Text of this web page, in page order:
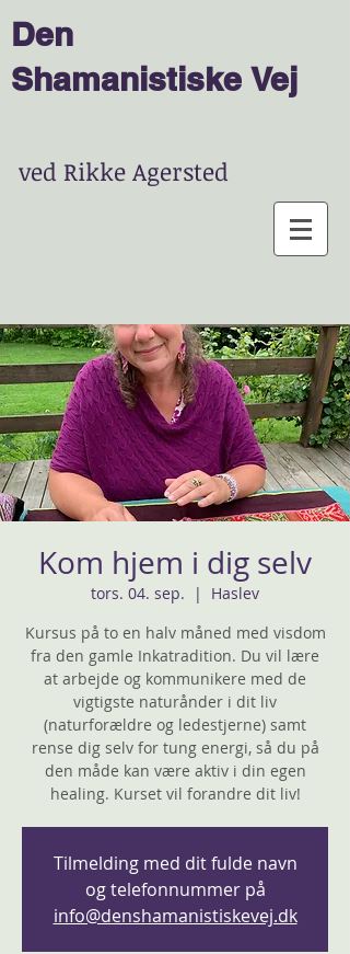
Den
Shamanistiske Vej
ved Rikke Agersted
Kom hjem i dig selv
tors. 04. sep.
  |
Haslev
Kursus på to en halv måned med visdom
fra den gamle Inkatradition. Du vil lære
at arbejde og kommunikere med de
vigtigste naturånder i dit liv
(naturforældre og ledestjerne) samt
rense dig selv for tung energi, så du på
den måde kan være aktiv i din egen
healing. Kurset vil forandre dit liv!
Tilmelding med dit fulde navn
og telefonnummer på
info@denshamanistiskevej.dk